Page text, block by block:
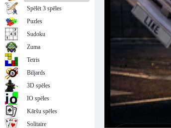
Spēlēt 3 spēles
Puzles
Sudoku
Zuma
Tetris
Biljards
3D spēles
IO spēles
Kāršu spēles
Solitaire